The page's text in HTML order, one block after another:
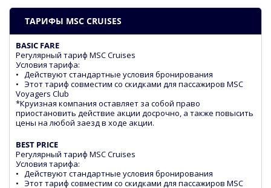
ТАРИФЫ MSC CRUISES
BASIC FARE
Регулярный тариф MSC Cruises
Условия тарифа:
• Действуют стандартные условия бронирования
• Этот тариф совместим со скидками для пассажиров MSC
Voyagers Club
*Круизная компания оставляет за собой право
приостановить действие акции досрочно, а также повысить
цены на любой заезд в ходе акции.
BEST PRICE
Регулярный тариф MSC Cruises
Условия тарифа:
• Действуют стандартные условия бронирования
• Этот тариф совместим со скидками для пассажиров MSC